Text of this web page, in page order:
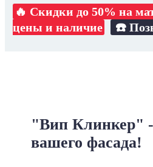
🔥 Скидки до 50% на
цены и наличие
☎️
"Вип Клинкер"
вашего фасада!